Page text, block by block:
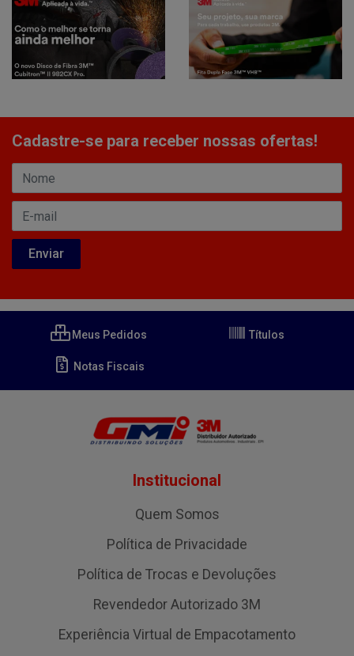
Cadastre-se para receber nossas ofertas!
Meus Pedidos Títulos
Notas Fiscais
Institucional
Quem Somos
Política de Privacidade
Política de Trocas e Devoluções
Revendedor Autorizado 3M
Experiência Virtual de Empacotamento